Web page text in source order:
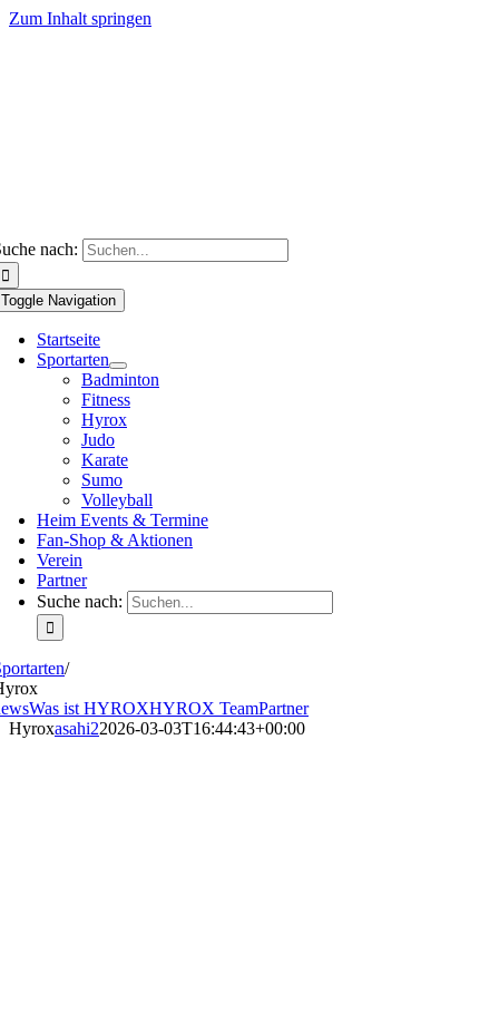
Zum Inhalt springen
nach:
Toggle Navigation
Startseite
Sportarten
Badminton
Fitness
Hyrox
Judo
Karate
Sumo
Volleyball
Heim Events & Termine
Fan-Shop & Aktionen
Verein
Partner
Suche nach:
/
Was ist HYROXHYROX TeamPartner
Hyroxasahi22026-03-03T16:44:43+00:00